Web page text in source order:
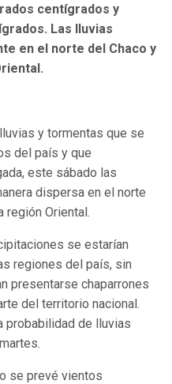
centígrados y
Las lluvias
en el norte del Chaco y
y tormentas que se
del país y que
este sábado las
dispersa en el norte
región Oriental.
se estarían
regiones del país, sin
presentarse chaparrones
del territorio nacional.
probabilidad de lluvias
se prevé vientos